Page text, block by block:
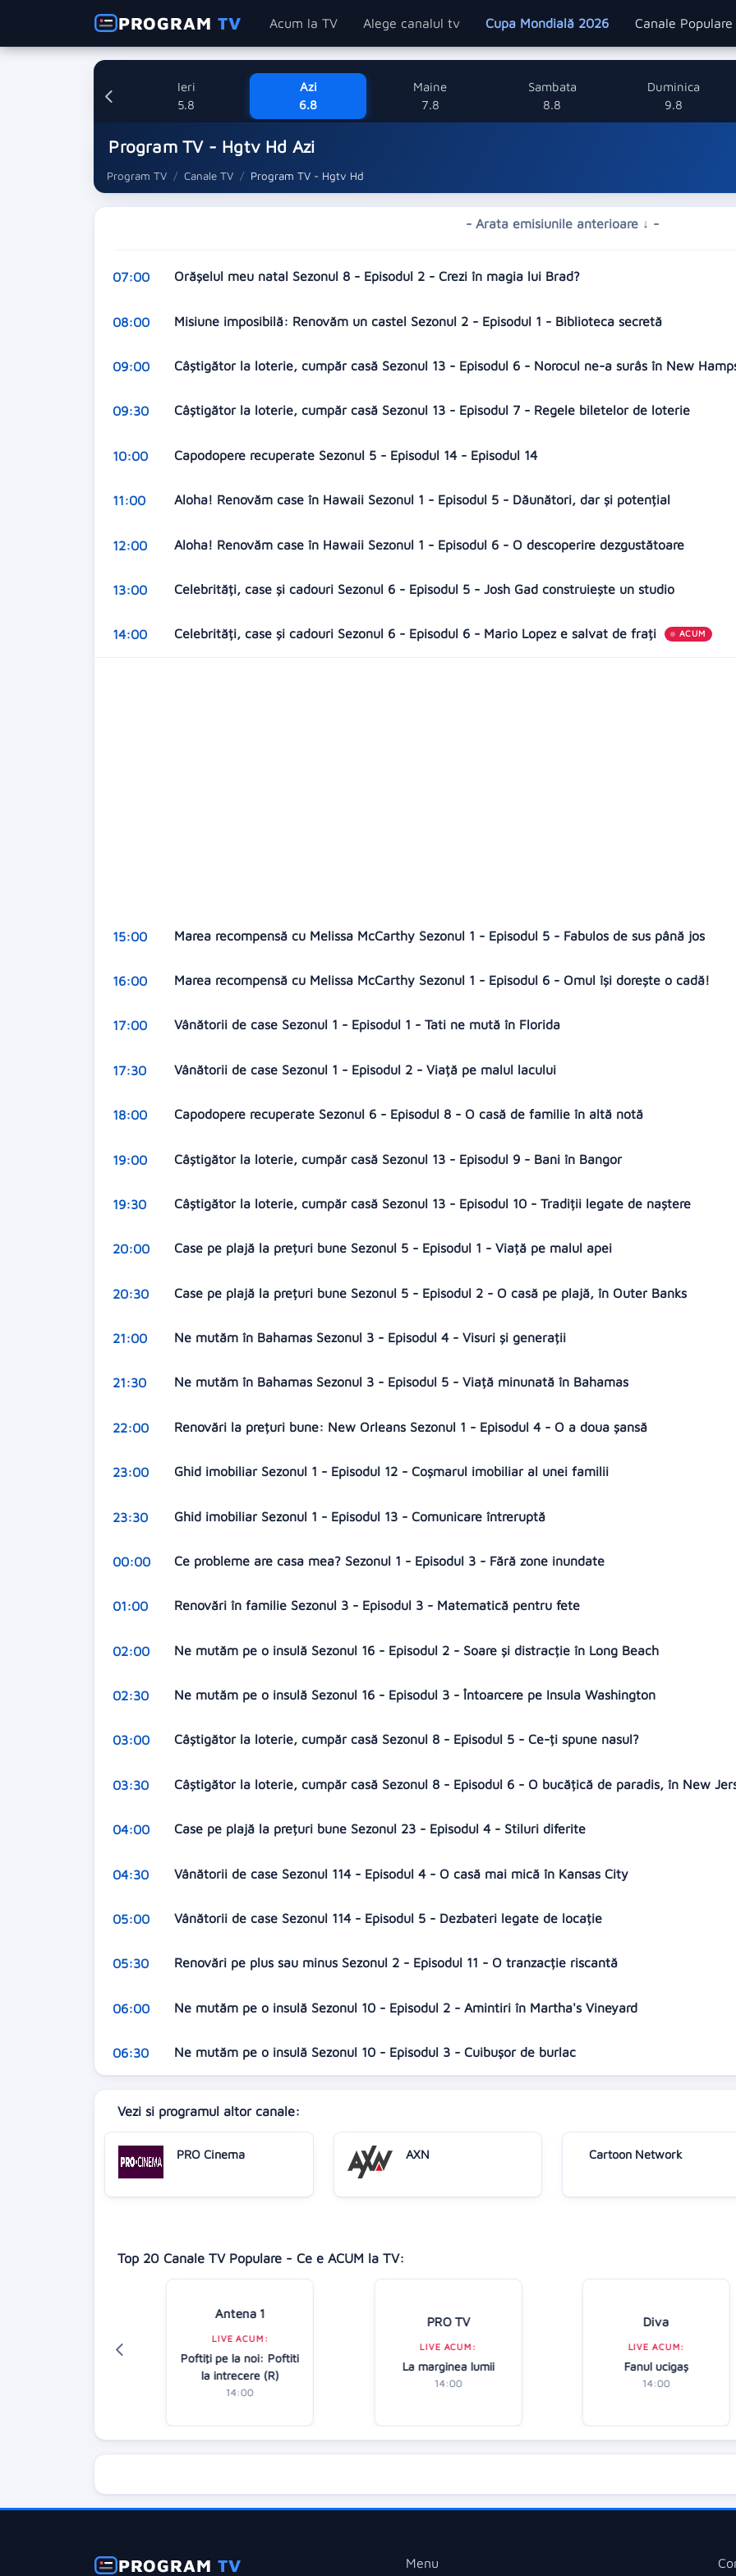
PROGRAMTV Acum la TV Alege canalul tv Cupa Mondială 2026 Canale Populare
Ieri
5.8
Azi
6.8
Maine
7.8
Sambata
8.8
Duminica
9.8
Program TV - Hgtv Hd Azi
Program TV Canale TV Program TV - Hgtv Hd
- Arata emisiunile anterioare ↓ -
07:00 Orășelul meu natal Sezonul 8 - Episodul 2 - Crezi în magia lui Brad?
08:00 Misiune imposibilă: Renovăm un castel Sezonul 2 - Episodul 1 - Biblioteca secretă
09:00 Câștigător la loterie, cumpăr casă Sezonul 13 - Episodul 6 - Norocul ne-a surâs în New
09:30 Câștigător la loterie, cumpăr casă Sezonul 13 - Episodul 7 - Regele biletelor de loterie
10:00 Capodopere recuperate Sezonul 5 - Episodul 14 - Episodul 14
11:00 Aloha! Renovăm case în Hawaii Sezonul 1 - Episodul 5 - Dăunători, dar și potențial
12:00 Aloha! Renovăm case în Hawaii Sezonul 1 - Episodul 6 - O descoperire dezgustătoare
13:00 Celebrități, case și cadouri Sezonul 6 - Episodul 5 - Josh Gad construiește un studio
14:00 Celebrități, case și cadouri Sezonul 6 - Episodul 6 - Mario Lopez e salvat de frați ACUM
15:00 Marea recompensă cu Melissa McCarthy Sezonul 1 - Episodul 5 - Fabulos de sus până jos
16:00 Marea recompensă cu Melissa McCarthy Sezonul 1 - Episodul 6 - Omul își dorește o cadă!
17:00 Vânătorii de case Sezonul 1 - Episodul 1 - Tati ne mută în Florida
17:30 Vânătorii de case Sezonul 1 - Episodul 2 - Viață pe malul lacului
18:00 Capodopere recuperate Sezonul 6 - Episodul 8 - O casă de familie în altă notă
19:00 Câștigător la loterie, cumpăr casă Sezonul 13 - Episodul 9 - Bani în Bangor
19:30 Câștigător la loterie, cumpăr casă Sezonul 13 - Episodul 10 - Tradiții legate de naștere
20:00 Case pe plajă la prețuri bune Sezonul 5 - Episodul 1 - Viață pe malul apei
20:30 Case pe plajă la prețuri bune Sezonul 5 - Episodul 2 - O casă pe plajă, în Outer Banks
21:00 Ne mutăm în Bahamas Sezonul 3 - Episodul 4 - Visuri și generații
21:30 Ne mutăm în Bahamas Sezonul 3 - Episodul 5 - Viață minunată în Bahamas
22:00 Renovări la prețuri bune: New Orleans Sezonul 1 - Episodul 4 - O a doua șansă
23:00 Ghid imobiliar Sezonul 1 - Episodul 12 - Coșmarul imobiliar al unei familii
23:30 Ghid imobiliar Sezonul 1 - Episodul 13 - Comunicare întreruptă
00:00 Ce probleme are casa mea? Sezonul 1 - Episodul 3 - Fără zone inundate
01:00 Renovări în familie Sezonul 3 - Episodul 3 - Matematică pentru fete
02:00 Ne mutăm pe o insulă Sezonul 16 - Episodul 2 - Soare și distracție în Long Beach
02:30 Ne mutăm pe o insulă Sezonul 16 - Episodul 3 - Întoarcere pe Insula Washington
03:00 Câștigător la loterie, cumpăr casă Sezonul 8 - Episodul 5 - Ce-ți spune nasul?
03:30 Câștigător la loterie, cumpăr casă Sezonul 8 - Episodul 6 - O bucățică de paradis, în New
04:00 Case pe plajă la prețuri bune Sezonul 23 - Episodul 4 - Stiluri diferite
04:30 Vânătorii de case Sezonul 114 - Episodul 4 - O casă mai mică în Kansas City
05:00 Vânătorii de case Sezonul 114 - Episodul 5 - Dezbateri legate de locație
05:30 Renovări pe plus sau minus Sezonul 2 - Episodul 11 - O tranzacție riscantă
06:00 Ne mutăm pe o insulă Sezonul 10 - Episodul 2 - Amintiri în Martha's Vineyard
06:30 Ne mutăm pe o insulă Sezonul 10 - Episodul 3 - Cuibușor de burlac
Vezi si programul altor canale:
PRO Cinema AXN Cartoon Network
Top 20 Canale TV Populare - Ce e ACUM la TV:
Antena 1
LIVE ACUM:
Poftiţi pe la noi: Poftiti
la intrecere (R)
14:00
PRO TV
LIVE ACUM:
La marginea lumii
14:00
Diva
LIVE ACUM:
Fanul ucigaș
14:00
PROGRAMTV Menu